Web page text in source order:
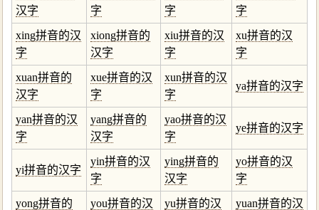
汉字
字
字
字
xing拼音的汉
字
xiong拼音的
汉字
xiu拼音的汉
字
xu拼音的汉
字
xuan拼音的
汉字
xue拼音的汉
字
xun拼音的汉
字
ya拼音的汉字
yan拼音的汉
字
yang拼音的
汉字
yao拼音的汉
字
ye拼音的汉字
yi拼音的汉字
yin拼音的汉
字
ying拼音的
汉字
yo拼音的汉
字
yong拼音的
you拼音的汉
yu拼音的汉
yuan拼音的汉